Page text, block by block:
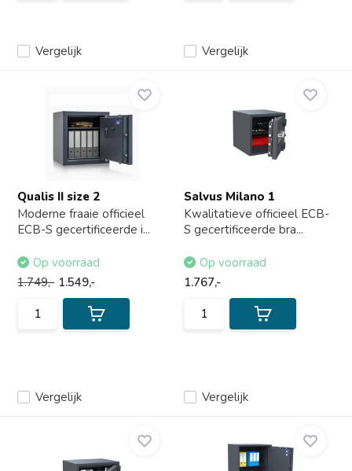
Vergelijk Vergelijk
Qualis II size 2
Moderne fraaie officieel
ECB-S gecertificeerde i...
Vergelijk
Op voorraad
1.749,- 1.549,-
Salvus Milano 1
Kwalitatieve officieel ECB-
S gecertificeerde bra...
Vergelijk
Op voorraad
1.767,-